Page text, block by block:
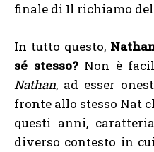
finale di Il richiamo del
In tutto questo,
sé stesso?Non è
Nathan, ad esser
fronte allo stesso Nat
questi anni,
diverso contesto in